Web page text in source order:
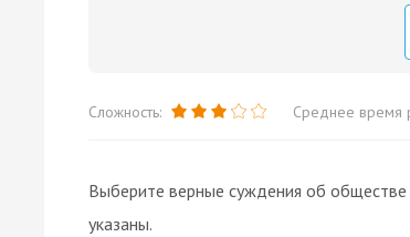
Сложность: Среднее время
Выберите верные суждения об
указаны.